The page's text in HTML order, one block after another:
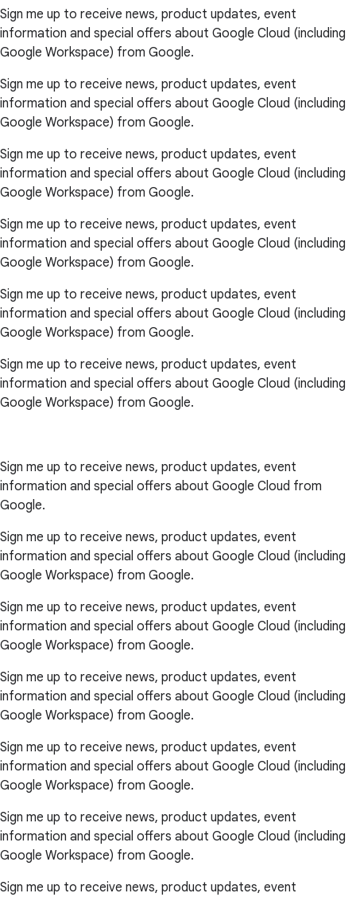
Sign me up to receive news, product updates, event
information and special offers about Google Cloud (including
Google Workspace) from Google.
Sign me up to receive news, product updates, event
information and special offers about Google Cloud (including
Google Workspace) from Google.
Sign me up to receive news, product updates, event
information and special offers about Google Cloud (including
Google Workspace) from Google.
Sign me up to receive news, product updates, event
information and special offers about Google Cloud (including
Google Workspace) from Google.
Sign me up to receive news, product updates, event
information and special offers about Google Cloud (including
Google Workspace) from Google.
Sign me up to receive news, product updates, event
information and special offers about Google Cloud (including
Google Workspace) from Google.
Sign me up to receive news, product updates, event
information and special offers about Google Cloud from
Google.
Sign me up to receive news, product updates, event
information and special offers about Google Cloud (including
Google Workspace) from Google.
Sign me up to receive news, product updates, event
information and special offers about Google Cloud (including
Google Workspace) from Google.
Sign me up to receive news, product updates, event
information and special offers about Google Cloud (including
Google Workspace) from Google.
Sign me up to receive news, product updates, event
information and special offers about Google Cloud (including
Google Workspace) from Google.
Sign me up to receive news, product updates, event
information and special offers about Google Cloud (including
Google Workspace) from Google.
Sign me up to receive news, product updates, event